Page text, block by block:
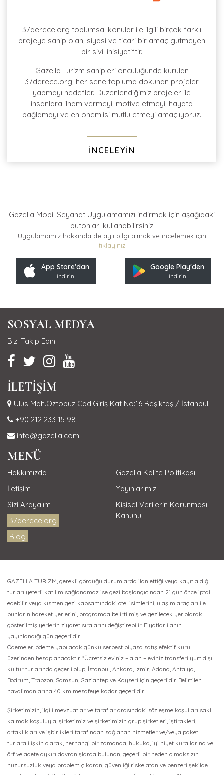
37derece.org toplumsal konular ile ilgili birçok farklı
projeye sahip olan, siyasi ve ticari bir amaç gütmeyen
bir sivil inisiyatiftir.
Gazella Turizm sahipleri öncülüğünde kurulan
37derece.org, her sene topluma dokunan projeler
yapmayı hedefler. Düzenlendiğimiz projeler ile
insanlara ilham vermeyi, motive etmeyi, hayata
bağlamayı ve en önemlisi mutlu etmeyi amaçlıyoruz.
İNCELEYİN
Gazella Mobil Seyahat Uygulamamızı indirmek için aşağıdaki
butonları kullanabilirsiniz
Uygulamamız hakkında detaylı bilgi almak ve incelemek için
tıklayınız
App Store'dan
indirin
Google Play'den
indirin
SOSYAL MEDYA
Bizi Takip Edin:
İLETİŞİM
Ulus Mah.Öztopuz Cad.Giriş Kat No:16 Beşiktaş / İstanbul
+90 212 233 15 98
info@gazella.com
MENÜ
Hakkımızda
İletişim
Sizi Arayalım
37derece.org
Blog
Gazella Kalite Politikası
Yayınlarımız
Kişisel Verilerin Korunması
Kanunu
GAZELLA TURİZM, gerekli gördüğü durumlarda ilan ettiği veya kayıt aldığı
turları yeterli katılım sağlanamaz ise gezi başlangıcından 21 gün önce iptal
edebilir veya kısmen gezi kapsamındaki otel isimlerini, ulaşım araçları ile
bunların hareket yerlerini, programda belirtilmiş ve gezilecek yer olarak
gösterilmiş yerlerin ziyaret sıralarını değiştirebilir. Fiyatlar ilanın
yayınlandığı gün geçerlidir.
Ödemeler, ödeme yapılacak günkü serbest piyasa satış efektif kuru
üzerinden hesaplanacaktır. *Ücretsiz eviniz – alan – eviniz transferi yurt dışı
kültür turlarında geçerli olup, İstanbul, Ankara, İzmir, Adana, Antalya,
Bodrum, Trabzon, Samsun, Gaziantep ve Kayseri için geçerlidir. Belirtilen
havalimanlarına 40 km mesafeye kadar geçerlidir.
Şirketimizin, ilgili mevzuatlar ve taraflar arasındaki sözleşme koşulları saklı
kalmak koşuluyla, şirketimiz ve şirketimizin grup şirketleri, iştirakleri,
ortaklıkları ve işbirlikleri tarafından sağlanan hizmetler ve/veya paket
turlara ilişkin olarak, herhangi bir zamanda, hukuka, iyi niyet kurallarına ve
örf ve adete aykırı davranışlarda bulunan, geçerli bir neden olmaksızın
huzursuzluk veya problem çıkaran, güvenliği riske atan ve benzeri şekilde